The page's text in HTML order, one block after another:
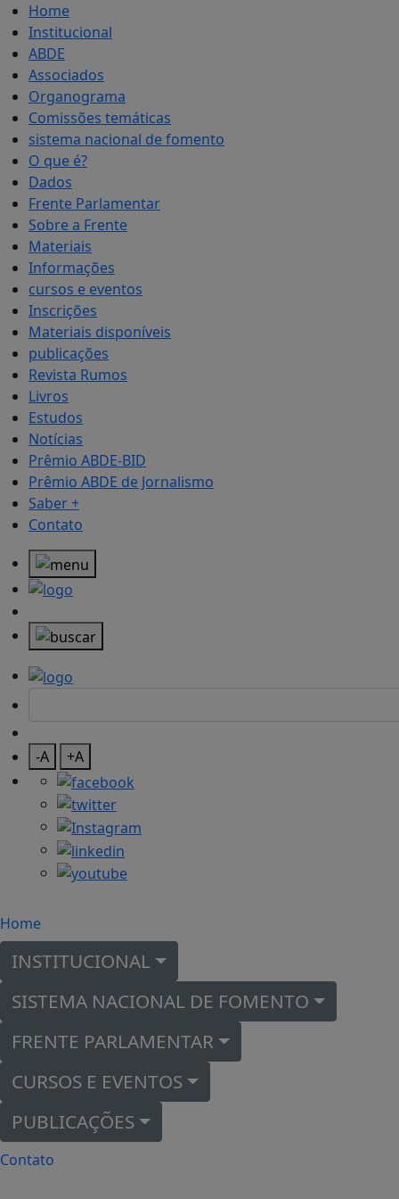
Home
Institucional
ABDE
Associados
Organograma
Comissões temáticas
sistema nacional de fomento
O que é?
Dados
Frente Parlamentar
Sobre a Frente
Materiais
Informações
cursos e eventos
Inscrições
Materiais disponíveis
publicações
Revista Rumos
Livros
Estudos
Notícias
Prêmio ABDE-BID
Prêmio ABDE de Jornalismo
Saber +
Contato
-A +A
Home
INSTITUCIONAL
SISTEMA NACIONAL DE FOMENTO
FRENTE PARLAMENTAR
CURSOS E EVENTOS
PUBLICAÇÕES
Contato